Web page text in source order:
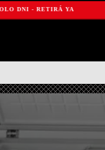
- RETIRÁ YA